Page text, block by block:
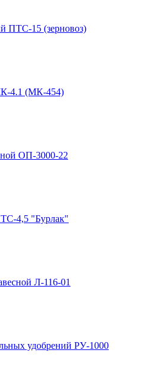
ПТС-15 (зерновоз)
4.1 (МК-454)
ОП-3000-22
4,5 "Бурлак"
Л-116-01
удобрений РУ-1000